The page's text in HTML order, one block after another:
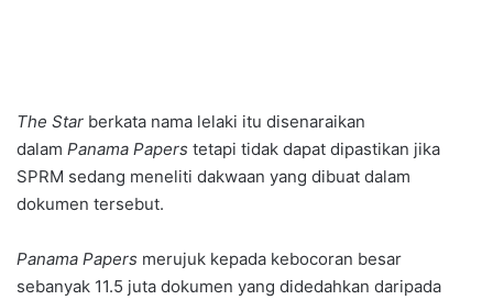
The Star berkata nama lelaki itu disenaraikan
dalam Panama Papers tetapi tidak dapat dipastikan jika
SPRM sedang meneliti dakwaan yang dibuat dalam
dokumen tersebut.
Panama Papers merujuk kepada kebocoran besar
sebanyak 11.5 juta dokumen yang didedahkan daripada